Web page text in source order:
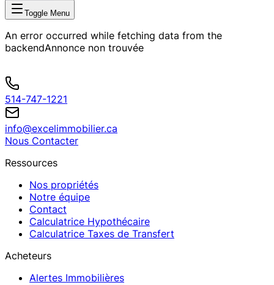
Toggle Menu
An error occurred while fetching data from the
backendAnnonce non trouvée
514-747-1221
info@excelimmobilier.ca
Nous Contacter
Ressources
Nos propriétés
Notre équipe
Contact
Calculatrice Hypothécaire
Calculatrice Taxes de Transfert
Acheteurs
Alertes Immobilières